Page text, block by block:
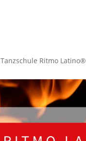
Tanzschule Ritmo Latino®